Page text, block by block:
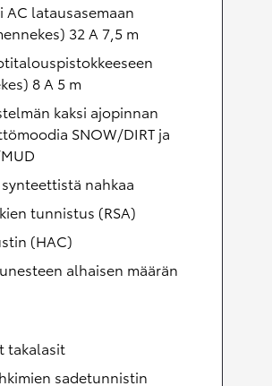
AC latausasemaan
32 A 7,5 m
8 A 5 m
kaksi ajopinnan
SNOW/DIRT ja
nahkaa
tunnistus (RSA)
(HAC)
alhaisen määrän
takalasit
sadetunnistin